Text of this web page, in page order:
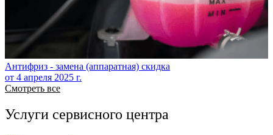
Антифриз - замена (аппаратная) скидка
от 4 апреля 2025 г.
Смотреть все
Услуги сервисного центра